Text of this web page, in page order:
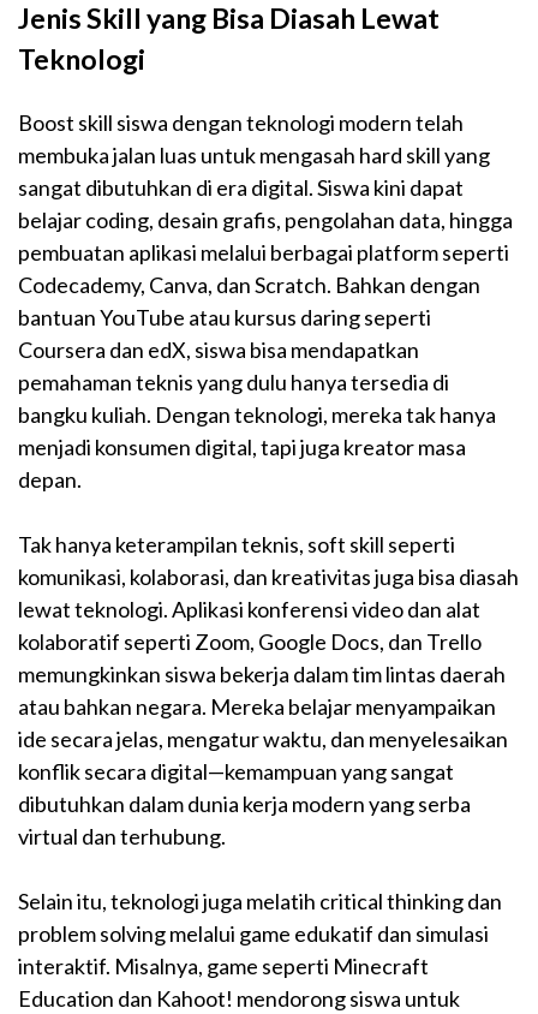
Jenis Skill yang Bisa Diasah Lewat
Teknologi
Boost skill siswa dengan teknologi modern telah
membuka jalan luas untuk mengasah hard skill yang
sangat dibutuhkan di era digital. Siswa kini dapat
belajar coding, desain grafis, pengolahan data, hingga
pembuatan aplikasi melalui berbagai platform seperti
Codecademy, Canva, dan Scratch. Bahkan dengan
bantuan YouTube atau kursus daring seperti
Coursera dan edX, siswa bisa mendapatkan
pemahaman teknis yang dulu hanya tersedia di
bangku kuliah. Dengan teknologi, mereka tak hanya
menjadi konsumen digital, tapi juga kreator masa
depan.
Tak hanya keterampilan teknis, soft skill seperti
komunikasi, kolaborasi, dan kreativitas juga bisa diasah
lewat teknologi. Aplikasi konferensi video dan alat
kolaboratif seperti Zoom, Google Docs, dan Trello
memungkinkan siswa bekerja dalam tim lintas daerah
atau bahkan negara. Mereka belajar menyampaikan
ide secara jelas, mengatur waktu, dan menyelesaikan
konflik secara digital—kemampuan yang sangat
dibutuhkan dalam dunia kerja modern yang serba
virtual dan terhubung.
Selain itu, teknologi juga melatih critical thinking dan
problem solving melalui game edukatif dan simulasi
interaktif. Misalnya, game seperti Minecraft
Education dan Kahoot! mendorong siswa untuk